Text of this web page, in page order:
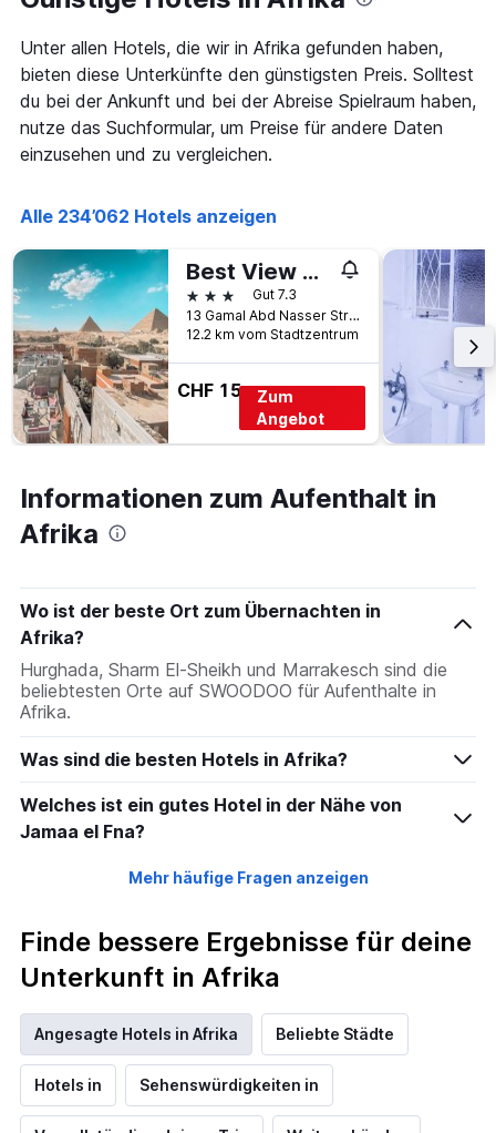
Unter allen Hotels, die wir in Afrika gefunden haben,
bieten diese Unterkünfte den günstigsten Preis. Solltest
du bei der Ankunft und bei der Abreise Spielraum haben,
nutze das Suchformular, um Preise für andere Daten
einzusehen und zu vergleichen.
Alle 234’062 Hotels anzeigen
Best View Pyramids Hotel
3 SterneGut 7.3
13 Gamal Abd Nasser Street, Kairo, Ägypten
12.2 km vom Stadtzentrum
CHF 15
Zum
Angebot
Informationen zum Aufenthalt in
Afrika
Wo ist der beste Ort zum Übernachten in
Afrika?
Hurghada, Sharm El-Sheikh und Marrakesch sind die
beliebtesten Orte auf SWOODOO für Aufenthalte in
Afrika.
Was sind die besten Hotels in Afrika?
Welches ist ein gutes Hotel in der Nähe von
Jamaa el Fna?
Mehr häufige Fragen anzeigen
Finde bessere Ergebnisse für deine
Unterkunft in Afrika
Angesagte Hotels in Afrika Beliebte Städte
Hotels in Sehenswürdigkeiten in